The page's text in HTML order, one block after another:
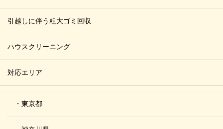
引越しに伴う粗大ゴミ回収
ハウスクリーニング
対応エリア
・東京都